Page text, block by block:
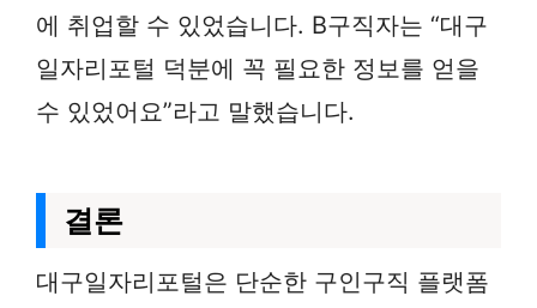
에 취업할 수 있었습니다. B구직자는 “대구
일자리포털 덕분에 꼭 필요한 정보를 얻을
수 있었어요”라고 말했습니다.
결론
대구일자리포털은 단순한 구인구직 플랫폼